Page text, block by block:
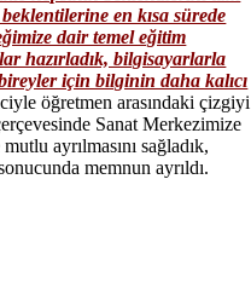
en kısa sürede
dair temel eğitim
hazırladık, bilgisayarlarla
için bilginin daha kalıcı
öğretmen arasındaki çizgiyi
Sanat Merkezimize
ayrılmasını sağladık,
memnun ayrıldı.